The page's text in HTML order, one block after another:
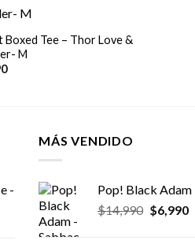
Boxed Tee – Thor Love &
M
-
MÁS VENDIDO
Pop! Black Adam
$14,990 El
$6,990El